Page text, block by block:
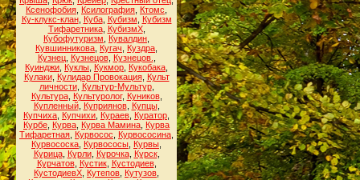
Ксенофобия Ксилография Ктомс
Ку-клукс-клан, Куба, Кубизм
Кубизм
Тифаретника, КубизмХ,
Кубофутуризм
Кувалдин
Кувшинникова Кугач Куздра
Кузнец, Кузнецов, Кузнецов.
Куинджи Куклы Кукмор Кукобака
Кулаки, Кулидар Провокация, Культ
личности, Культур-Мультур,
Культура, Культуролог, Куников,
Купленный, Куприянов, Купцы,
Купчиха Купчихи Кураев Куратор
Курбе Курва Курва Мамина Курва
Тифаретная Курвосос Курвососина
Курвососка Курвососы Курвы
Курица, Курли, Курочка, Курск,
Курчатов, Кустик, Кустодиев,
КустодиевХ Кутепов Кутузов